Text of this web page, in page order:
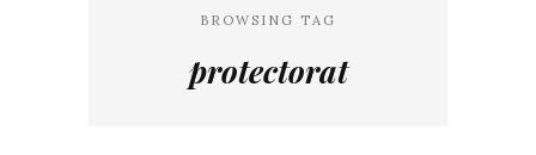
BROWSING TAG
protectorat